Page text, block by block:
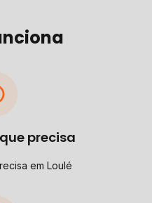
precisa
em Loulé